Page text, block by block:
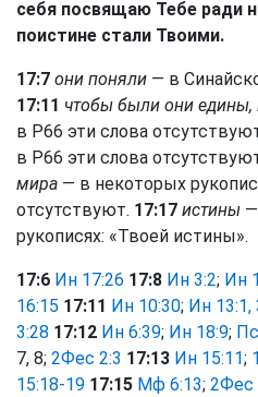
себя посвящаю Тебе ради
поистине стали Твоими.
17:7 они поняли — в
17:11 чтобы были они
в Р66 эти слова
в Р66 эти слова
мира — в некоторых
отсутствуют. 17:17 истины
рукописях: «Твоей истины».
17:6 Ин 17:26 17:8 Ин 3:2; Ин
16:15 17:11 Ин 10:30; Ин 13:1,
3:28 17:12 Ин 6:39; Ин 18:9;
7, 8; 2Фес 2:3 17:13 Ин 15:11;
15:18-19 17:15 Мф 6:13; 2Фес